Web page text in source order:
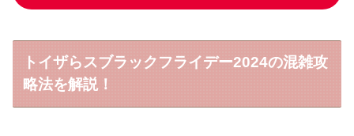
トイザらスブラックフライデー2024の混雑攻
略法を解説！